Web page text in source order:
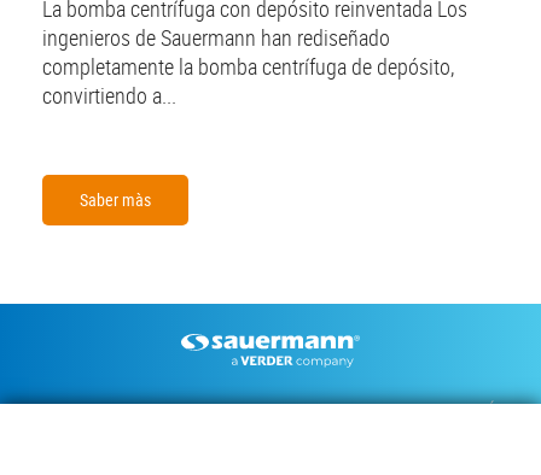
La bomba centrífuga con depósito reinventada Los
ingenieros de Sauermann han rediseñado
completamente la bomba centrífuga de depósito,
convirtiendo a...
Saber màs
Footer
BOMBAS DE CONDENSADOS
INSTRUMENTOS DE MEDICIÓN